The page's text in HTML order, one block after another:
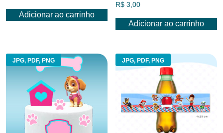
Adicionar ao carrinho
R$ 3,00
Adicionar ao carrinho
JPG, PDF, PNG JPG, PDF, PNG